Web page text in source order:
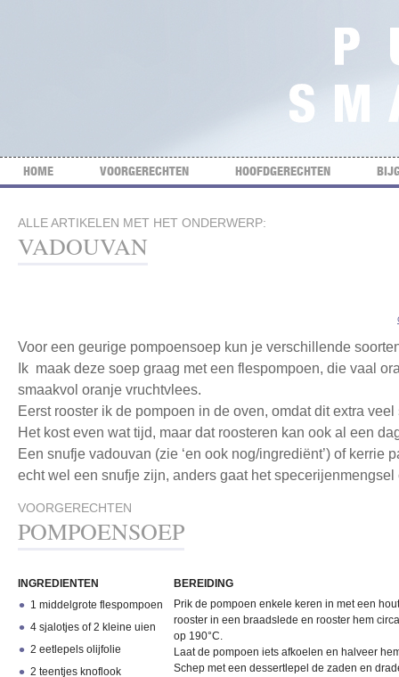
HOME VOORGERECHTEN HOOFDGERECHTEN
ALLE ARTIKELEN MET HET ONDERWERP:
VADOUVAN
Voor een geurige pompoensoep kun je verschillende
Ik maak deze soep graag met een flespompoen, die vaal
smaakvol oranje vruchtvlees.
Eerst rooster ik de pompoen in de oven, omdat dit extra veel
Het kost even wat tijd, maar dat roosteren kan ook al een
Een snufje vadouvan (zie ‘en ook nog/ingrediënt’) of kerrie
echt wel een snufje zijn, anders gaat het specerijenmengsel
VOORGERECHTEN
POMPOENSOEP
INGREDIENTEN
1 middelgrote flespompoen
4 sjalotjes of 2 kleine uien
2 eetlepels olijfolie
2 teentjes knoflook
BEREIDING
Prik de pompoen enkele keren in met een
rooster in een braadslede en rooster hem
op 190°C.
Laat de pompoen iets afkoelen en halveer
Schep met een dessertlepel de zaden en